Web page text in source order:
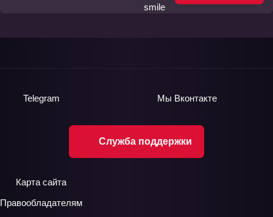
Служба поддержки
Telegram Мы Вконтакте
Карта сайта
Правообладателям